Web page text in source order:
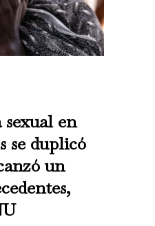
en
se duplicó
un